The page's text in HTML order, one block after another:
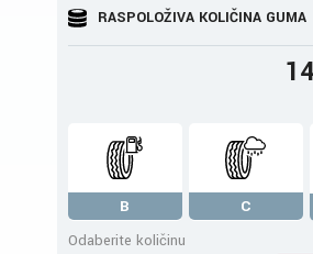
RASPOLOŽIVA KOLIČINA GUMA
B C
Odaberite količinu